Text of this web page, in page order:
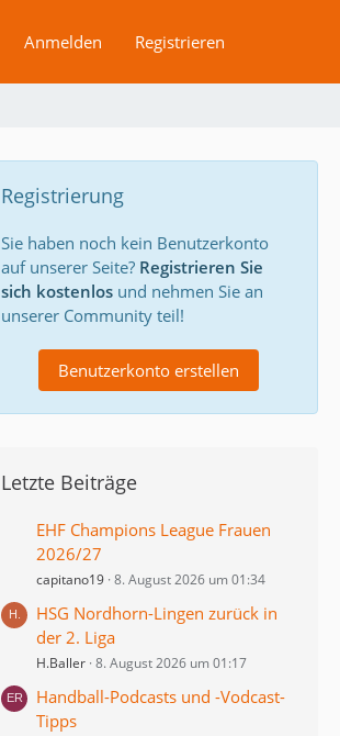
Anmelden Registrieren
Registrierung
Sie haben noch kein Benutzerkonto
auf unserer Seite? Registrieren Sie
sich kostenlos und nehmen Sie an
unserer Community teil!
Benutzerkonto erstellen
Letzte Beiträge
EHF Champions League Frauen
2026/27
capitano19 8. August 2026 um 01:34
HSG Nordhorn-Lingen zurück in
der 2. Liga
H.Baller 8. August 2026 um 01:17
Handball-Podcasts und -Vodcast-
Tipps